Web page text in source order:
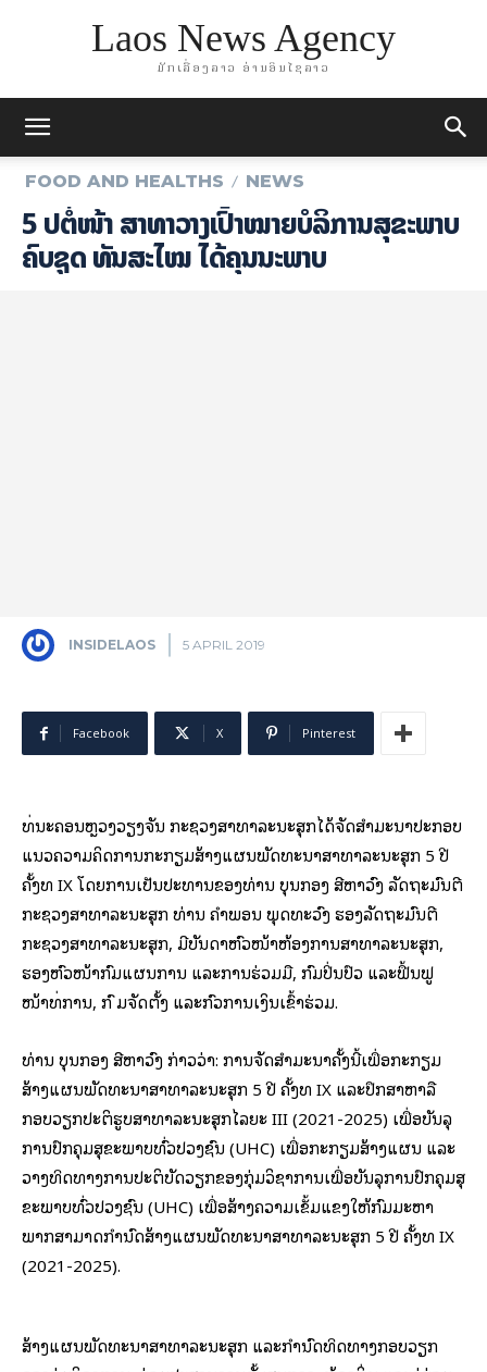
Laos News Agency
ມັກເລື່ອງລາວ ອ່ານອິນໄຊລາວ
FOOD AND HEALTHS NEWS
5 ປີ​ຕໍ່​ໜ້າ ສາ​ທາ​ວາງ​ເປົ້າ​ໝາຍບໍລິການສຸຂະພາບ
ຄົບຊຸດ ທັນສະໄໝ ໄດ້ຄຸນນະພາບ
INSIDELAOS 5 APRIL 2019
Facebook X Pinterest
ທີ່ນະຄອນຫຼວງວຽງຈັນ ກະຊວງສາທາລະນະສຸກໄດ້ຈັດສໍາມະນາປະກອບ
ແນວຄວາມຄິດການກະກຽມສ້າງແຜນພັດທະນາສາທາລະນະສຸກ 5 ປີ
ຄັ້ງທີ IX ໂດຍການເປັນປະທານຂອງທ່ານ ບຸນກອງ ສີຫາວົງ ລັດຖະມົນຕີ
ກະຊວງສາທາລະນະສຸກ ທ່ານ ຄໍາພອນ ພຸດທະວົງ ຮອງລັດຖະມົນຕີ
ກະຊວງສາທາລະນະສຸກ, ມີບັນດາຫົວໜ້າຫ້ອງການສາທາລະນະສຸກ,
ຮອງຫົວໜ້າກົມແຜນການ ແລະການຮ່ວມມື, ກົມປິ່ນປົວ ແລະຟື້ນຟູ
ໜ້າທີ່ການ, ກົ ມຈັດຕັ້ງ ແລະກົວການເງິນເຂົ້າຮ່ວມ.
ທ່ານ ບຸນກອງ ສີຫາວົງ ກ່າວວ່າ: ການຈັດສໍາມະນາຄັ້ງນີ້ເພື່ອກະກຽມ
ສ້າງແຜນພັດທະນາສາທາລະນະສຸກ 5 ປີ ຄັ້ງທີ IX ແລະປຶກສາຫາລື
ກອບວຽກປະຕິຮູບສາທາລະນະສຸກໄລຍະ III (2021-2025) ເພື່ອບັນລຸ
ການປົກຄຸມສຸຂະພາບທົ່ວປວງຊົນ (UHC) ເພື່ອກະກຽມສ້າງແຜນ ແລະ
ວາງທິດທາງການປະຕິບັດວຽກຂອງກຸ່ມວິຊາການເພື່ອບັນລຸການປົກຄຸມສຸ
ຂະພາບທົ່ວປວງຊົນ (UHC) ເພື່ອສ້າງຄວາມເຂັ້ມແຂງໃຫ້ກົມມະຫາ
ພາກສາມາດກໍານົດສ້າງແຜນພັດທະນາສາທາລະນະສຸກ 5 ປີ ຄັ້ງທີ IX
(2021-2025).
ສ້າງແຜນພັດທະນາສາທາລະນະສຸກ ແລະກໍານົດທິດທາງກອບວຽກ